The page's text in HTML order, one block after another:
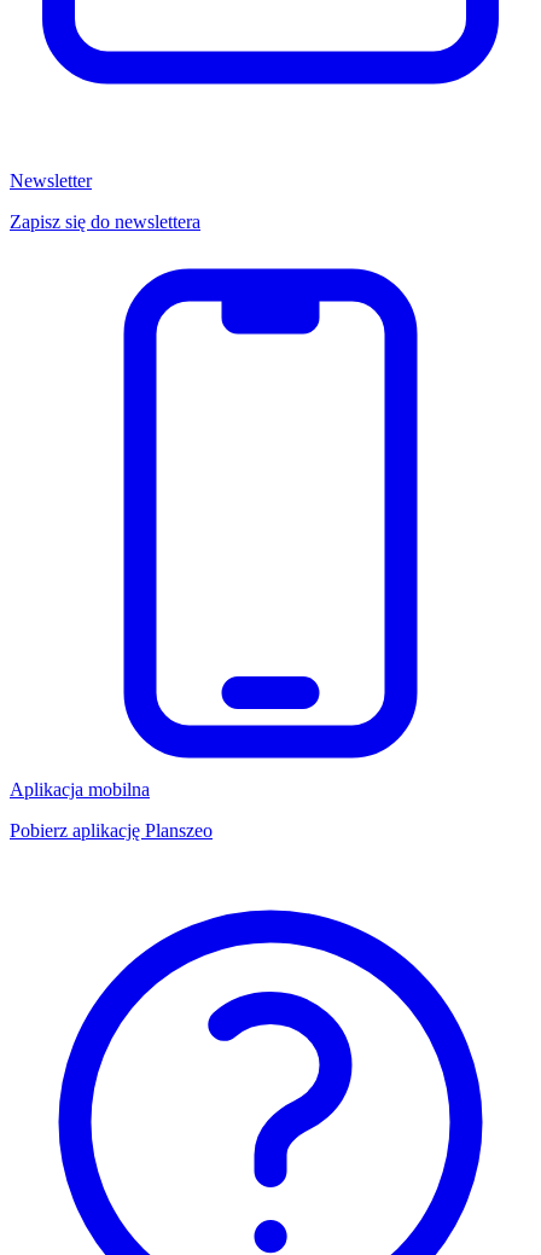
Newsletter
Zapisz się do newslettera
Aplikacja mobilna
Pobierz aplikację Planszeo